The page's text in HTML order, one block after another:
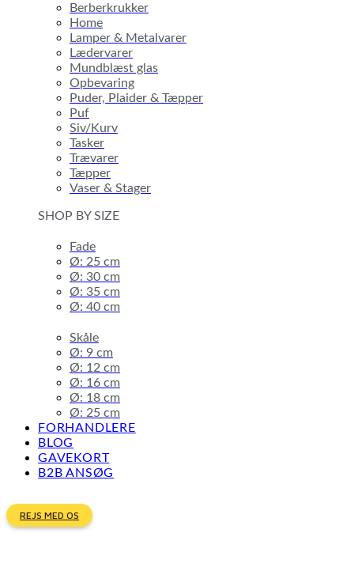
Berberkrukker
Home
Lamper & Metalvarer
Lædervarer
Mundblæst glas
Opbevaring
Puder, Plaider & Tæpper
Puf
Siv/Kurv
Tasker
Trævarer
Tæpper
Vaser & Stager
SHOP BY SIZE
Fade
Ø: 25 cm
Ø: 30 cm
Ø: 35 cm
Ø: 40 cm
Skåle
Ø: 9 cm
Ø: 12 cm
Ø: 16 cm
Ø: 18 cm
Ø: 25 cm
FORHANDLERE
BLOG
GAVEKORT
B2B ANSØG
REJS MED OS